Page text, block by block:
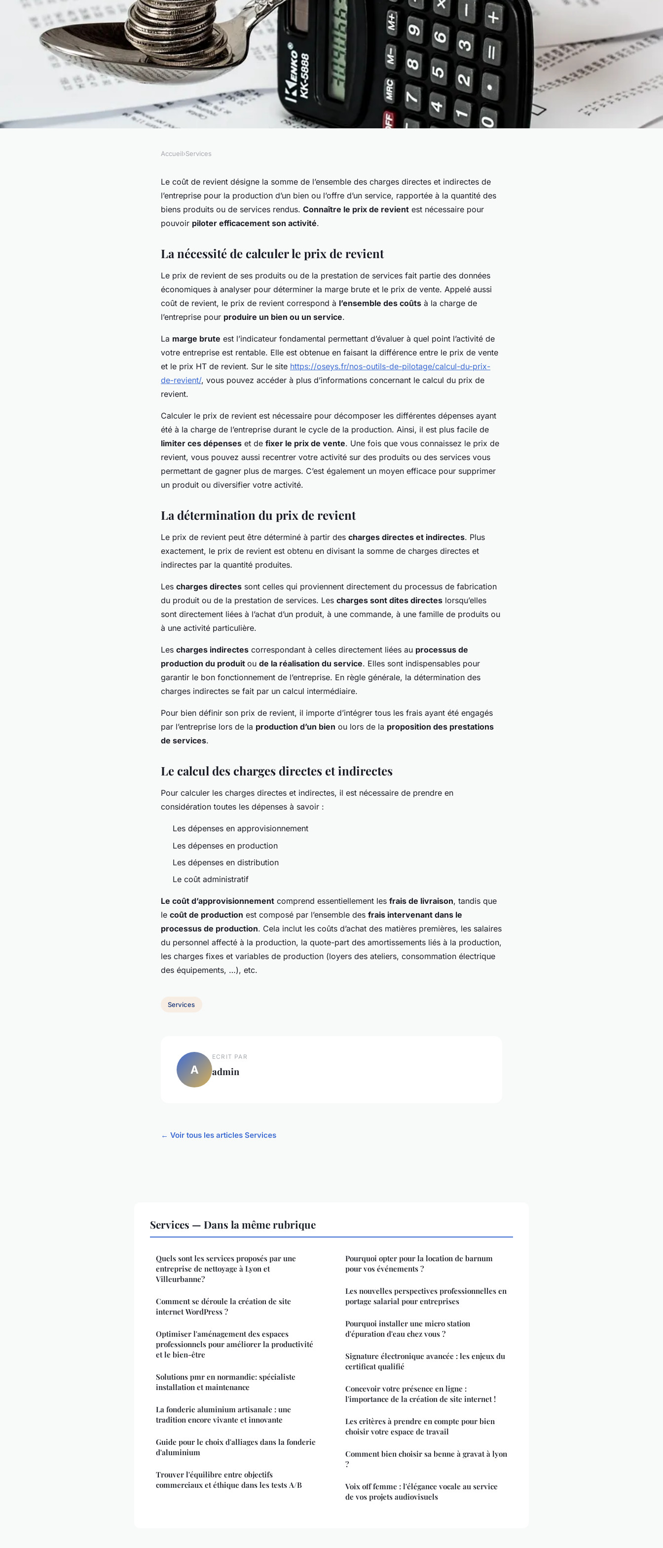
Entreprise : pourquoi est-il important
de connaître le prix de revient ?
Accueil›Services
Le coût de revient désigne la somme de l’ensemble des charges directes et indirectes de
l’entreprise pour la production d’un bien ou l’offre d’un service, rapportée à la quantité des
biens produits ou de services rendus. Connaître le prix de revient est nécessaire pour
pouvoir piloter efficacement son activité.
La nécessité de calculer le prix de revient
Le prix de revient de ses produits ou de la prestation de services fait partie des données
économiques à analyser pour déterminer la marge brute et le prix de vente. Appelé aussi
coût de revient, le prix de revient correspond à l’ensemble des coûts à la charge de
l’entreprise pour produire un bien ou un service.
La marge brute est l’indicateur fondamental permettant d’évaluer à quel point l’activité de
votre entreprise est rentable. Elle est obtenue en faisant la différence entre le prix de vente
et le prix HT de revient. Sur le site https://oseys.fr/nos-outils-de-pilotage/calcul-du-prix-
de-revient/, vous pouvez accéder à plus d’informations concernant le calcul du prix de
revient.
Calculer le prix de revient est nécessaire pour décomposer les différentes dépenses ayant
été à la charge de l’entreprise durant le cycle de la production. Ainsi, il est plus facile de
limiter ces dépenses et de fixer le prix de vente. Une fois que vous connaissez le prix de
revient, vous pouvez aussi recentrer votre activité sur des produits ou des services vous
permettant de gagner plus de marges. C’est également un moyen efficace pour supprimer
un produit ou diversifier votre activité.
La détermination du prix de revient
Le prix de revient peut être déterminé à partir des charges directes et indirectes. Plus
exactement, le prix de revient est obtenu en divisant la somme de charges directes et
indirectes par la quantité produites.
Les charges directes sont celles qui proviennent directement du processus de fabrication
du produit ou de la prestation de services. Les charges sont dites directes lorsqu’elles
sont directement liées à l’achat d’un produit, à une commande, à une famille de produits ou
à une activité particulière.
Les charges indirectes correspondant à celles directement liées au processus de
production du produit ou de la réalisation du service. Elles sont indispensables pour
garantir le bon fonctionnement de l’entreprise. En règle générale, la détermination des
charges indirectes se fait par un calcul intermédiaire.
Pour bien définir son prix de revient, il importe d’intégrer tous les frais ayant été engagés
par l’entreprise lors de la production d’un bien ou lors de la proposition des prestations
de services.
Le calcul des charges directes et indirectes
Pour calculer les charges directes et indirectes, il est nécessaire de prendre en
considération toutes les dépenses à savoir :
Les dépenses en approvisionnement
Les dépenses en production
Les dépenses en distribution
Le coût administratif
Le coût d’approvisionnement comprend essentiellement les frais de livraison, tandis que
le coût de production est composé par l’ensemble des frais intervenant dans le
processus de production. Cela inclut les coûts d’achat des matières premières, les salaires
du personnel affecté à la production, la quote-part des amortissements liés à la production,
les charges fixes et variables de production (loyers des ateliers, consommation électrique
des équipements, …), etc.
Services
A
ECRIT PAR
admin
← Voir tous les articles Services
Services — Dans la même rubrique
Quels sont les services proposés par une
entreprise de nettoyage à Lyon et
Villeurbanne?
Comment se déroule la création de site
internet WordPress ?
Optimiser l'aménagement des espaces
professionnels pour améliorer la productivité
et le bien-être
Solutions pmr en normandie: spécialiste
installation et maintenance
La fonderie aluminium artisanale : une
tradition encore vivante et innovante
Guide pour le choix d'alliages dans la fonderie
d'aluminium
Trouver l'équilibre entre objectifs
commerciaux et éthique dans les tests A/B
Pourquoi opter pour la location de barnum
pour vos événements ?
Les nouvelles perspectives professionnelles en
portage salarial pour entreprises
Pourquoi installer une micro station
d'épuration d'eau chez vous ?
Signature électronique avancée : les enjeux du
certificat qualifié
Concevoir votre présence en ligne :
l'importance de la création de site internet !
Les critères à prendre en compte pour bien
choisir votre espace de travail
Comment bien choisir sa benne à gravat à lyon
?
Voix off femme : l'élégance vocale au service
de vos projets audiovisuels